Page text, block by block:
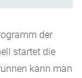
der
startet die
kann man